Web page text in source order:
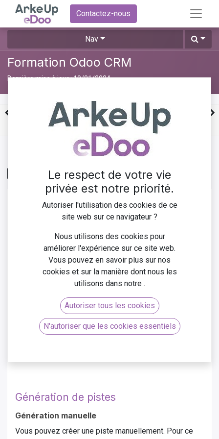
Contactez-nous
Nav
Formation Odoo CRM
Dernière mise à jour :19/01/2024
Création des pistes
Cours privé
Veuillezse connecterpour contacter un responsable.
Dans le cadre de la gestion efficace des opportunités
commerciales, la création et la gestion de pistes jouent
processus, de la configuration initiale à la conversion
des pistes en opportunités. Suivez les étapes ci-
dessous pour maximiser l'utilisation du module CRM
d'Odoo dans la création, la gestion et la conversion des
Création de pistes
Configuration
Génération de pistes
Génération manuelle
Vous pouvez créer une piste manuellement. Pour ce
Le respect de votre vie
privée est notre priorité.
Autoriser l'utilisation des cookies de ce
site web sur ce navigateur ?
Nous utilisons des cookies pour
améliorer l'expérience sur ce site web.
Vous pouvez en savoir plus sur nos
cookies et sur la manière dont nous les
utilisons dans notre .
Autoriser tous les cookies
N'autoriser que les cookies essentiels